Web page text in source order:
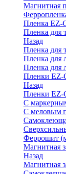
Магнитная
Пленка EZ-
Пленка для
Назад
Пленка для
Пленка для
Пленка для
Пленки EZ-
Назад
Пленки EZ-
С
С меловым
Феррошит
Магнитная
Назад
Магнитная